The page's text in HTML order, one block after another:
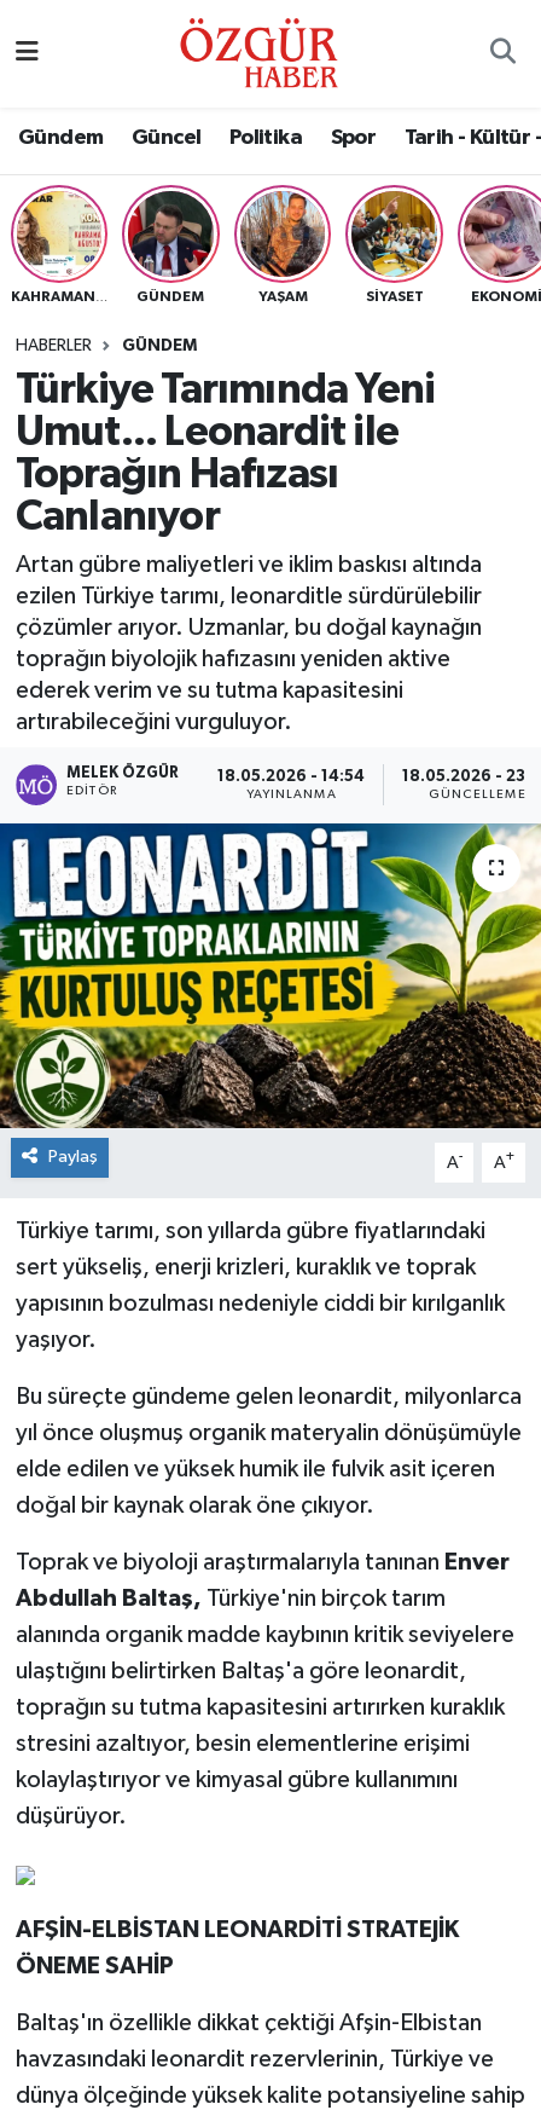
Gündem Güncel Politika Spor Tarih - Kültür
GÜNDEM YAŞAM SIYASET EKONOMI
HABERLER GÜNDEM
Türkiye Tarımında Yeni
Umut... Leonardit ile
Toprağın Hafızası
Canlanıyor
Artan gübre maliyetleri ve iklim baskısı altında
ezilen Türkiye tarımı, leonarditle sürdürülebilir
çözümler arıyor. Uzmanlar, bu doğal kaynağın
toprağın biyolojik hafızasını yeniden aktive
ederek verim ve su tutma kapasitesini
artırabileceğini vurguluyor.
MELEK ÖZGÜR
EDITÖR
18.05.2026 - 14:54
YAYINLANMA
18.05.2026 -
GÜNCELLEME
Paylaş A- A+
Türkiye tarımı, son yıllarda gübre fiyatlarındaki
sert yükseliş, enerji krizleri, kuraklık ve toprak
yapısının bozulması nedeniyle ciddi bir kırılganlık
yaşıyor.
Bu süreçte gündeme gelen leonardit, milyonlarca
yıl önce oluşmuş organik materyalin dönüşümüyle
elde edilen ve yüksek humik ile fulvik asit içeren
doğal bir kaynak olarak öne çıkıyor.
Toprak ve biyoloji araştırmalarıyla tanınan Enver
Abdullah Baltaş, Türkiye'nin birçok tarım
alanında organik madde kaybının kritik seviyelere
ulaştığını belirtirken Baltaş'a göre leonardit,
toprağın su tutma kapasitesini artırırken kuraklık
stresini azaltıyor, besin elementlerine erişimi
kolaylaştırıyor ve kimyasal gübre kullanımını
düşürüyor.
AFŞİN-ELBİSTAN LEONARDİTİ STRATEJİK
ÖNEME SAHİP
Baltaş'ın özellikle dikkat çektiği Afşin-Elbistan
havzasındaki leonardit rezervlerinin, Türkiye ve
dünya ölçeğinde yüksek kalite potansiyeline sahip
Eğitim
Ekonomi
Güncel
Gündem
Magazin
Politika
Sağlık
Spor
Tarih - Kültür - Sanat - Turizm
Yaşam
Nöbetçi Eczaneler
Namaz Vakitleri
Trafik Durumu
Süper Lig Puan Durumu ve Fikstür
Tüm Manşetler
Son Dakika Haberleri
Haber Arşivi